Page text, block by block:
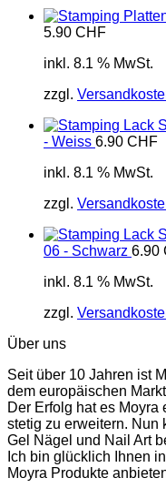
5.90 CHF
inkl. 8.1 % MwSt.
zzgl.
- Weiss 6.90 CHF
inkl. 8.1 % MwSt.
zzgl.
06 - Schwarz 6.90
inkl. 8.1 % MwSt.
zzgl.
Über uns
Seit über 10 Jahren ist
dem europäischen
Der Erfolg hat es
stetig zu erweitern. Nun
Gel Nägel und Nail Art
Ich bin glücklich Ihnen
Moyra Produkte